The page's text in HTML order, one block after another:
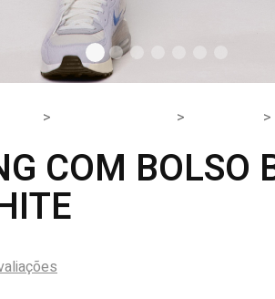
COM BOLSO